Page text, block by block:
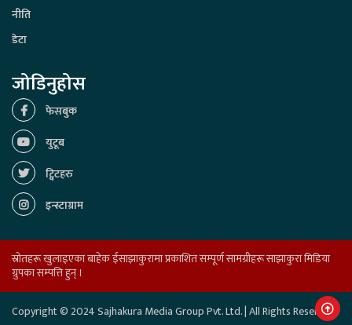
नीति
डेटा
जोडिनुहोस
फेसबुक
युटूब
ट्विटहरु
इन्स्टाग्राम
स्रोतहरू खुलाइएका बाहेक ईसाझाकुरामा प्रकाशित सम्पूर्ण सामग्रीहरू साझाकुरा मिडिया
ग्रुपका सम्पत्ति हुन् ।
Copyright © 2024 Sajhakura Media Group Pvt. Ltd. | All Rights Reserved.